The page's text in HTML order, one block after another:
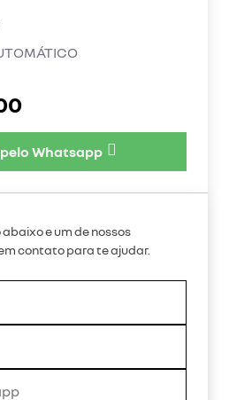
Whatsapp
e um de nossos
contato para te ajudar.